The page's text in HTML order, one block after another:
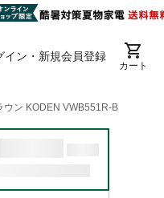
イン・新規会員登録
カート
ウン KODEN VWB551R-B